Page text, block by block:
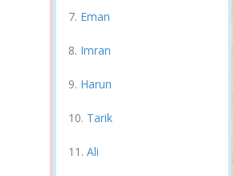
Eman
Imran
Harun
Tarik
Ali